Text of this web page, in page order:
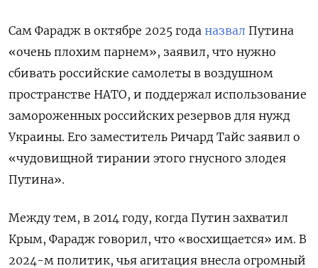
Сам Фарадж в октябре 2025 года назвал Путина
«очень плохим парнем», заявил, что нужно
сбивать российские самолеты в воздушном
пространстве НАТО, и поддержал использование
замороженных российских резервов для нужд
Украины. Его заместитель Ричард Тайс заявил о
«чудовищной тирании этого гнусного злодея
Путина».
Между тем, в 2014 году, когда Путин захватил
Крым, Фарадж говорил, что «восхищается» им. В
2024-м политик, чья агитация внесла огромный